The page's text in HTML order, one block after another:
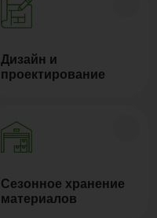
Дизайн и
проектирование
Сезонное хранение
материалов